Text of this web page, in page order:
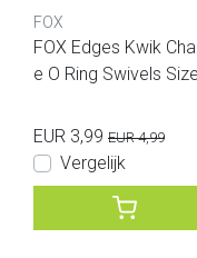
FOX
FOX Edges Kwik
e O Ring Swivels
EUR 3,99 EUR 4,99
Vergelijk